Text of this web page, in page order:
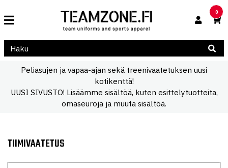
0
Peliasujen ja vapaa-ajan sekä treenivaatetuksen uusi
kotikenttä!
UUSI SIVUSTO! Lisäämme sisältöä, kuten esittelytuotteita,
omaseuroja ja muuta sisältöä.
TIIMIVAATETUS
Home»Tiimivaatetus